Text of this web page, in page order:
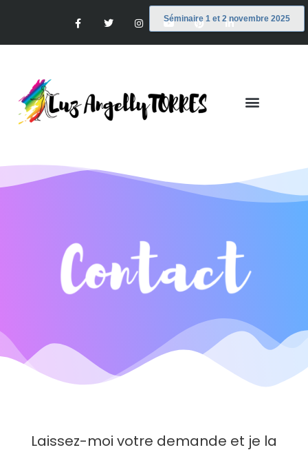
Laissez-moi votre demande et je la
Séminaire 1 et 2 novembre 2025